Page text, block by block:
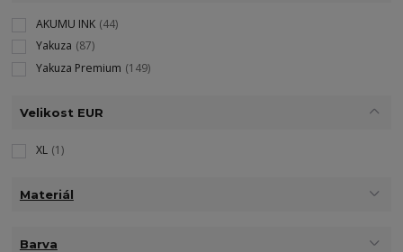
AKUMU INK (44)
Yakuza (87)
Yakuza Premium (149)
Velikost EUR
XL (1)
Materiál
Barva